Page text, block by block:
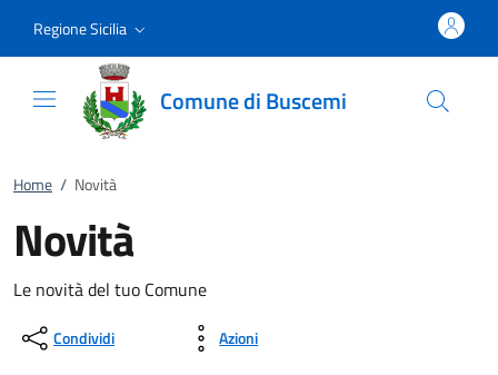
Regione Sicilia
Comune di Buscemi
Home / Novità
Novità
Le novità del tuo Comune
Condividi Azioni